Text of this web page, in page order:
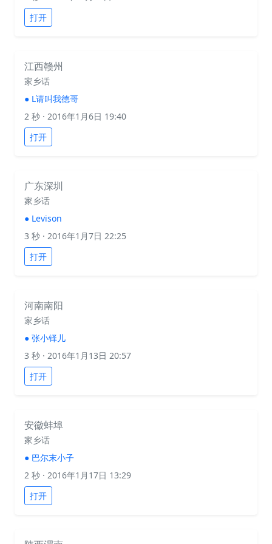
打开
江西赣州
家乡话
● L请叫我德哥
2 秒 · 2016年1月6日 19:40
打开
广东深圳
家乡话
● Levison
3 秒 · 2016年1月7日 22:25
打开
河南南阳
家乡话
● 张小铎儿
3 秒 · 2016年1月13日 20:57
打开
安徽蚌埠
家乡话
● 巴尔末小子
2 秒 · 2016年1月17日 13:29
打开